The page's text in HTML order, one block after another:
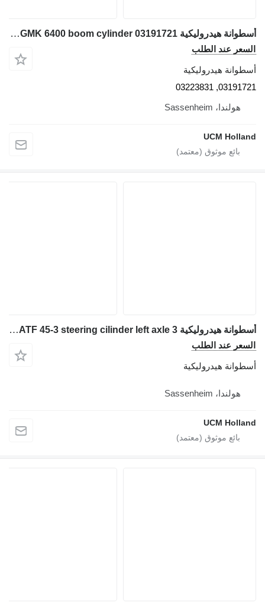
أسطوانة هيدروليكية Grove GMK 6400 boom cylinder 03191721 لـ شاحنة رافعة
السعر عند الطلب
أسطوانة هيدروليكية
03191721, 03223831
هولندا، Sassenheim
UCM Holland
أسطوانة هيدروليكية FAUN ATF 45-3 steering cilinder left axle 3 لـ شاحنة رافعة
السعر عند الطلب
أسطوانة هيدروليكية
هولندا، Sassenheim
UCM Holland